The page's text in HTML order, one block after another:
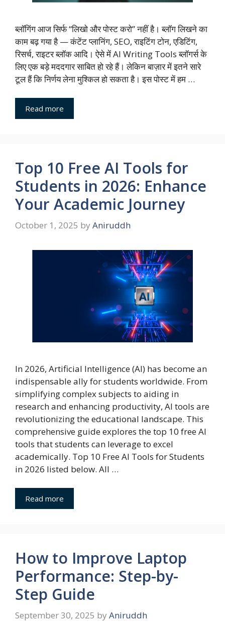
ब्लॉगिंग आज सिर्फ “लिखो और पोस्ट करो” नहीं है। ब्लॉग लिखने का
काम बढ़ गया है — कंटेंट प्लानिंग, SEO, राइटिंग टोन, एडिटिंग,
रिसर्च, राइटर ब्लॉक आदि। ऐसे में AI Writing Tools ब्लॉगर्स के
लिए एक बड़े मददगार साबित हो रहे हैं। लेकिन बाज़ार में इतने सारे
टूल हैं कि निर्णय लेना मुश्किल हो सकता है। इस पोस्ट में हम …
Read more
Top 10 Free AI Tools for
Students in 2026: Enhance
Your Academic Journey
October 1, 2025 by Aniruddh
In 2026, Artificial Intelligence (AI) has become an
indispensable ally for students worldwide. From
simplifying complex subjects to aiding in
research and enhancing productivity, AI tools are
revolutionizing the educational landscape. This
comprehensive guide explores the top 10 free AI
tools that students can leverage to excel
academically. Top 10 Free AI Tools for Students
in 2026 listed below. All …
Read more
How to Improve Laptop
Performance: Step-by-
Step Guide
September 30, 2025 by Aniruddh